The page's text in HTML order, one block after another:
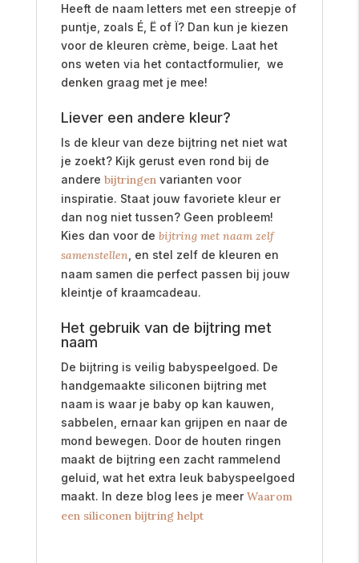
Heeft de naam letters met een streepje of
puntje, zoals É, Ë of Ï? Dan kun je kiezen
voor de kleuren crème, beige. Laat het
ons weten via het contactformulier, we
denken graag met je mee!
Liever een andere kleur?
Is de kleur van deze bijtring net niet wat
je zoekt? Kijk gerust even rond bij de
andere bijtringen varianten voor
inspiratie. Staat jouw favoriete kleur er
dan nog niet tussen? Geen probleem!
Kies dan voor de bijtring met naam zelf
samenstellen, en stel zelf de kleuren en
naam samen die perfect passen bij jouw
kleintje of kraamcadeau.
Het gebruik van de bijtring met
naam
De bijtring is veilig babyspeelgoed. De
handgemaakte siliconen bijtring met
naamis waar je baby op kan kauwen,
sabbelen, ernaar kan grijpen en naar de
mond bewegen. Door de houten ringen
maakt de bijtring een zacht rammelend
geluid, wat het extra leuk babyspeelgoed
maakt. In deze blog lees je meerWaarom
een siliconen bijtring helpt